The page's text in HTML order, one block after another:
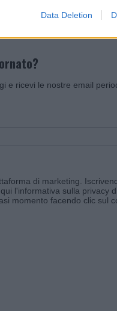
Data Deletion
e ricevi le nostre email
di marketing.
l'informativa sulla privacy
momento facendo clic sul